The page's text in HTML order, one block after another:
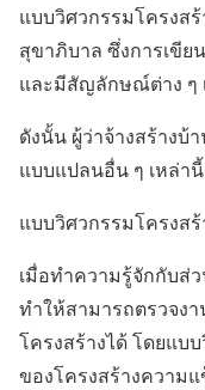
แบบวิศวกรรมโครงส
สุขาภิบาล ซึ่งการเขี
และมีสัญลักษณ์ต่าง ๆ
ดังนั้น ผู้ว่าจ้างสร้างบ้
แบบแปลนอื่น ๆ เหล่า
แบบวิศวกรรมโครงสร้
เมื่อทำความรู้จักกับส่
ทำให้สามารถตรวจง
โครงสร้างได้ โดยแบ
ของโครงสร้างความ